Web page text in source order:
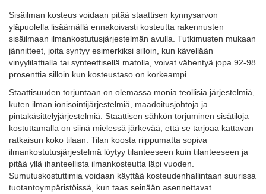
Sisäilman kosteus voidaan pitää staattisen kynnysarvon
yläpuolella lisäämällä ennakoivasti kosteutta rakennusten
sisäilmaan ilmankostutusjärjestelmän avulla. Tutkimusten mukaan
jännitteet, joita syntyy esimerkiksi silloin, kun kävellään
vinyylilattialla tai synteettisellä matolla, voivat vähentyä jopa 92-98
prosenttia silloin kun kosteustaso on korkeampi.
Staattisuuden torjuntaan on olemassa monia teollisia järjestelmiä,
kuten ilman ionisointijärjestelmiä, maadoitusjohtoja ja
pintakäsittelyjärjestelmiä. Staattisen sähkön torjuminen sisätiloja
kostuttamalla on siinä mielessä järkevää, että se tarjoaa kattavan
ratkaisun koko tilaan. Tilan koosta riippumatta sopiva
ilmankostutusjärjestelmä löytyy tilanteeseen kuin tilanteeseen ja
pitää yllä ihanteellista ilmankosteutta läpi vuoden.
Sumutuskostuttimia voidaan käyttää kosteudenhallintaan suurissa
tuotantoympäristöissä, kun taas seinään asennettavat